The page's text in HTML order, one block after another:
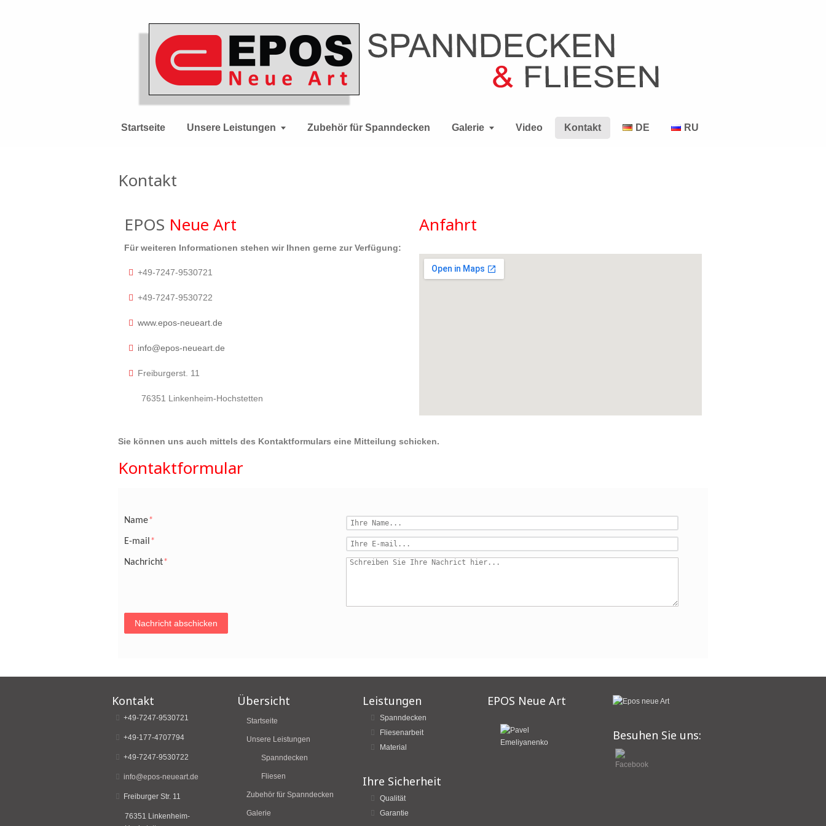
Startseite Unsere Leistungen Zubehör für Spanndecken Galerie Video Kontakt DE RU
Kontakt
EPOS Neue Art
Für weiteren Informationen stehen wir Ihnen gerne zur Verfügung:
+49-7247-9530721
+49-7247-9530722
www.epos-neueart.de
info@epos-neueart.de
Freiburgerst. 11
76351 Linkenheim-Hochstetten
Anfahrt
Sie können uns auch mittels des Kontaktformulars eine Mitteilung schicken.
Kontaktformular
Name*
E-mail *
Nachricht*
Nachricht abschicken
Kontakt
+49-7247-9530721
+49-177-4707794
+49-7247-9530722
info@epos-neueart.de
Freiburger Str. 11
76351 Linkenheim-
Übersicht
Startseite
Unsere Leistungen
Spanndecken
Fliesen
Zubehör für Spanndecken
Galerie
Leistungen
Spanndecken
Fliesenarbeit
Material
Ihre Sicherheit
Qualität
Garantie
EPOS Neue Art
Besuhen Sie uns: